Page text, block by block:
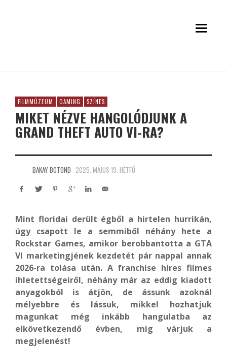
FILMMÚZEUM GAMING SZÍNES
MIKET NÉZVE HANGOLÓDJUNK A
GRAND THEFT AUTO VI-RA?
BAKAY BOTOND 2025. MÁJUS 19. HÉTFŐ
Mint floridai derült égből a hirtelen hurrikán,
úgy csapott le a semmiből néhány hete a
Rockstar Games, amikor berobbantotta a GTA
VI marketingjének kezdetét pár nappal annak
2026-ra tolása után. A franchise híres filmes
ihletettségeiről, néhány már az eddig kiadott
anyagokból is átjön, de ássunk azoknál
mélyebbre és lássuk, mikkel hozhatjuk
magunkat még inkább hangulatba az
elkövetkezendő évben, míg várjuk a
megjelenést!